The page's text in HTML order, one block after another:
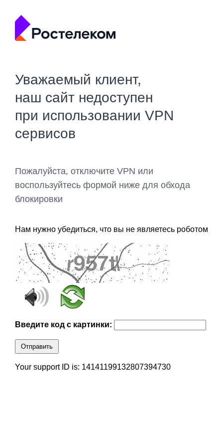
Уважаемый клиент,
наш сайт недоступен
при использовании VPN
сервисов
Пожалуйста, отключите VPN или
воспользуйтесь формой ниже для обхода
блокировки
Нам нужно убедиться, что вы не являетесь роботом
Введите код с картинки:
Отправить
Your support ID is: 14141199132807394730